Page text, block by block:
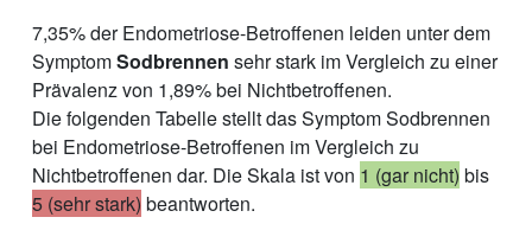
7,35% der Endometriose-Betroffenen leiden unter dem
SymptomSodbrennen sehr stark im Vergleich zu einer
Prävalenz von 1,89% bei Nichtbetroffenen.
Die folgenden Tabelle stellt das Symptom Sodbrennen
bei Endometriose-Betroffenen im Vergleich zu
Nichtbetroffenen dar. Die Skala ist von 1 (gar nicht) bis
5 (sehr stark) beantworten.